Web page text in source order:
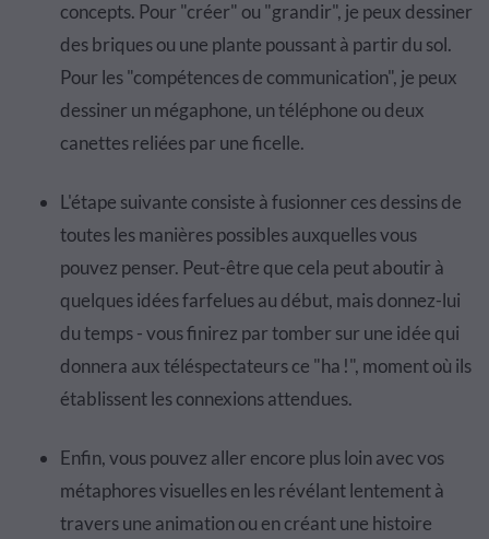
concepts. Pour "créer" ou "grandir", je peux dessiner
des briques ou une plante poussant à partir du sol.
Pour les "compétences de communication", je peux
dessiner un mégaphone, un téléphone ou deux
canettes reliées par une ficelle.
L'étape suivante consiste à fusionner ces dessins de
toutes les manières possibles auxquelles vous
pouvez penser. Peut-être que cela peut aboutir à
quelques idées farfelues au début, mais donnez-lui
du temps - vous finirez par tomber sur une idée qui
donnera aux téléspectateurs ce "ha !", moment où ils
établissent les connexions attendues.
Enfin, vous pouvez aller encore plus loin avec vos
métaphores visuelles en les révélant lentement à
travers une animation ou en créant une histoire